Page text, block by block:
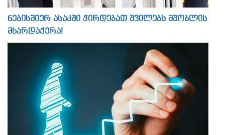
ნებისმიერ ასაკში ჭირდებათ შვილებს მშობლის
მხარდაჭერა!